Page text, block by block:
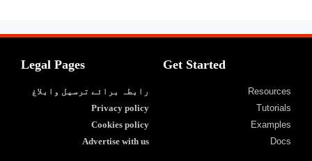
Get Started
Resources
Tutorials
Examples
Docs
Legal Pages
رابطہ برائے ترسیل وابلاغ
Privacy policy
Cookies policy
Advertise with us